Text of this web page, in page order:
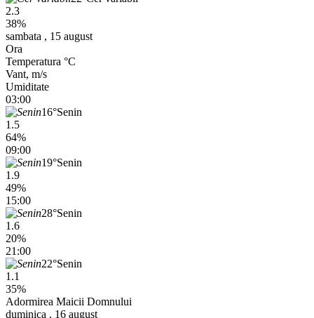
2.3
38%
sambata , 15 august
Ora
Temperatura °C
Vant, m/s
Umiditate
03:00
16°Senin
1.5
64%
09:00
19°Senin
1.9
49%
15:00
28°Senin
1.6
20%
21:00
22°Senin
1.1
35%
Adormirea Maicii Domnului
duminica , 16 august